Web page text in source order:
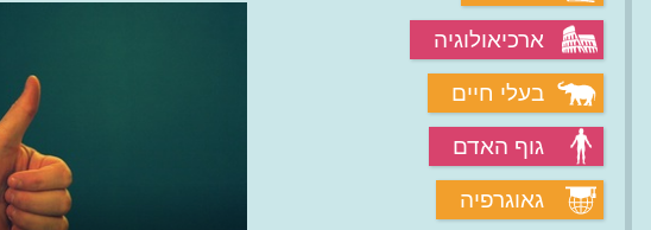
ארכיאולוגיה
בעלי חיים
גוף האדם
גאוגרפיה